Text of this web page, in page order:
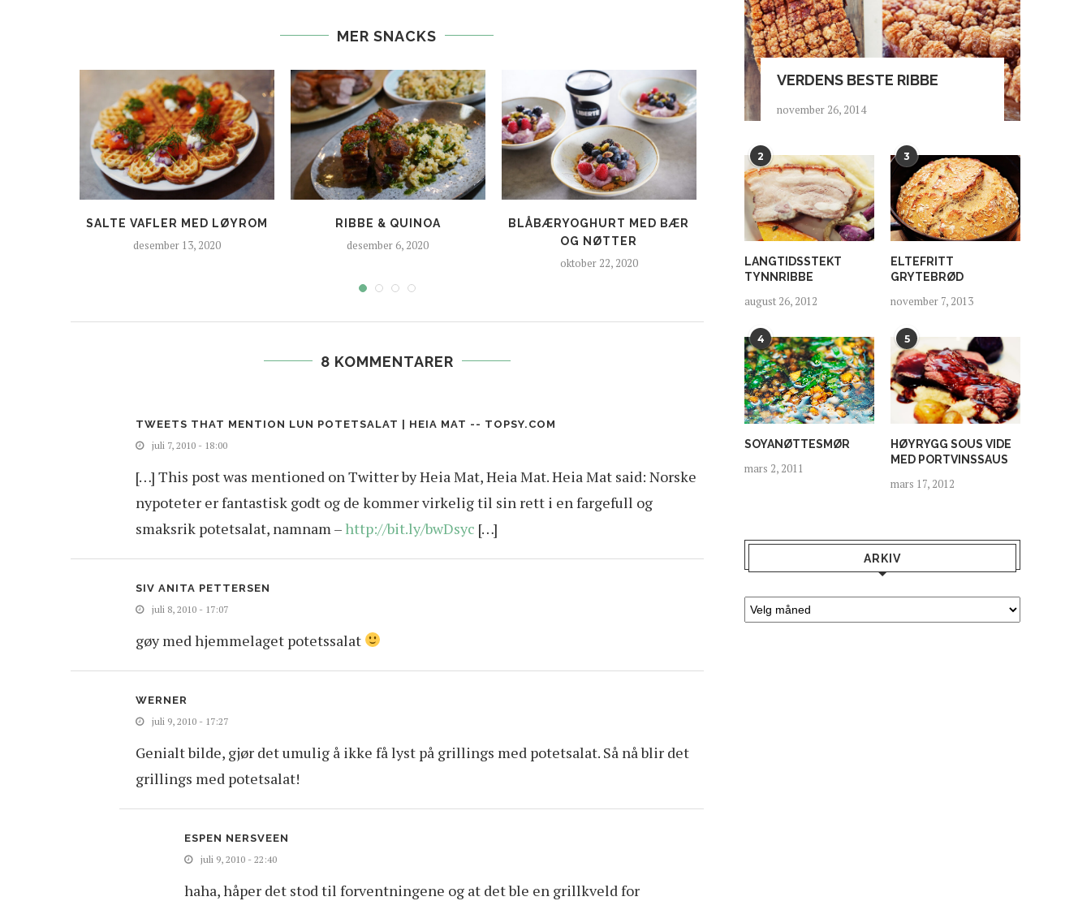
MER SNACKS
SALTE VAFLER MED LØYROM
desember 13, 2020
RIBBE & QUINOA
desember 6, 2020
BLÅBÆRYOGHURT MED BÆR
OG NØTTER
oktober 22, 2020
TZATZIKI MED
SITRONYOGHURT
september 13, 2020
BRUSCHETTA MED
TOMAT OG
8 KOMMENTARER
TWEETS THAT MENTION LUN POTETSALAT | HEIA MAT -- TOPSY.COM
juli 7, 2010 - 18:00
[…] This post was mentioned on Twitter by Heia Mat, Heia Mat. Heia Mat said: Norske
nypoteter er fantastisk godt og de kommer virkelig til sin rett i en fargefull og
smaksrik potetsalat, namnam –http://bit.ly/bwDsyc […]
SIV ANITA PETTERSEN
juli 8, 2010 - 17:07
gøy med hjemmelaget potetssalat
WERNER
juli 9, 2010 - 17:27
Genialt bilde, gjør det umulig å ikke få lyst på grillings med potetsalat. Så nå blir det
grillings med potetsalat!
ESPEN NERSVEEN
juli 9, 2010 - 22:40
haha, håper det stod til forventningene og at det ble en grillkveld for
VERDENS BESTE RIBBE
november 26, 2014
2
LANGTIDSSTEKT
TYNNRIBBE
august 26, 2012
3
ELTEFRITT
GRYTEBRØD
november 7, 2013
4
SOYANØTTESMØR
mars 2, 2011
5
HØYRYGG SOUS VIDE
MED PORTVINSSAUS
mars 17, 2012
ARKIV